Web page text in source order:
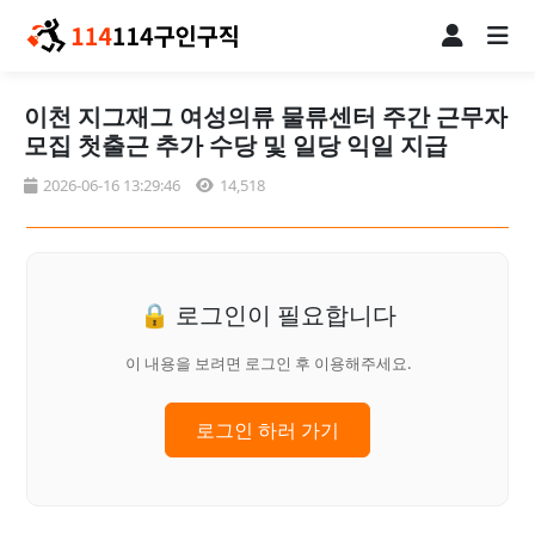
이천 지그재그 여성의류 물류센터 주간 근무자
모집 첫출근 추가 수당 및 일당 익일 지급
2026-06-16 13:29:46 14,518
🔒 로그인이 필요합니다
이 내용을 보려면 로그인 후 이용해주세요.
로그인 하러 가기